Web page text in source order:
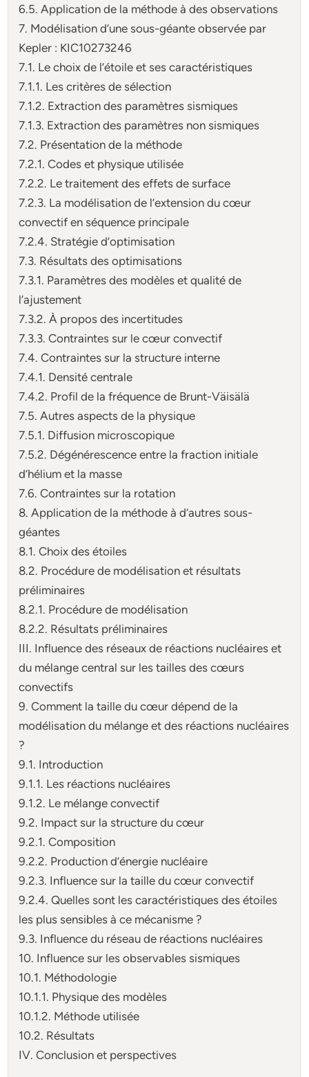
6.5. Application de la méthode à des observations
7. Modélisation d’une sous-géante observée par
Kepler : KIC10273246
7.1. Le choix de l’étoile et ses caractéristiques
7.1.1. Les critères de sélection
7.1.2. Extraction des paramètres sismiques
7.1.3. Extraction des paramètres non sismiques
7.2. Présentation de la méthode
7.2.1. Codes et physique utilisée
7.2.2. Le traitement des effets de surface
7.2.3. La modélisation de l’extension du cœur
convectif en séquence principale
7.2.4. Stratégie d’optimisation
7.3. Résultats des optimisations
7.3.1. Paramètres des modèles et qualité de
l’ajustement
7.3.2. À propos des incertitudes
7.3.3. Contraintes sur le cœur convectif
7.4. Contraintes sur la structure interne
7.4.1. Densité centrale
7.4.2. Profil de la fréquence de Brunt-Väisälä
7.5. Autres aspects de la physique
7.5.1. Diffusion microscopique
7.5.2. Dégénérescence entre la fraction initiale
d’hélium et la masse
7.6. Contraintes sur la rotation
8. Application de la méthode à d’autres sous-
géantes
8.1. Choix des étoiles
8.2. Procédure de modélisation et résultats
préliminaires
8.2.1. Procédure de modélisation
8.2.2. Résultats préliminaires
III. Influence des réseaux de réactions nucléaires et
du mélange central sur les tailles des cœurs
convectifs
9. Comment la taille du cœur dépend de la
modélisation du mélange et des réactions nucléaires
?
9.1. Introduction
9.1.1. Les réactions nucléaires
9.1.2. Le mélange convectif
9.2. Impact sur la structure du cœur
9.2.1. Composition
9.2.2. Production d’énergie nucléaire
9.2.3. Influence sur la taille du cœur convectif
9.2.4. Quelles sont les caractéristiques des étoiles
les plus sensibles à ce mécanisme ?
9.3. Influence du réseau de réactions nucléaires
10. Influence sur les observables sismiques
10.1. Méthodologie
10.1.1. Physique des modèles
10.1.2. Méthode utilisée
10.2. Résultats
IV. Conclusion et perspectives